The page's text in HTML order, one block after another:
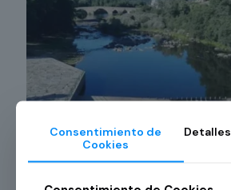
Consentimiento de
Cookies
Detalles